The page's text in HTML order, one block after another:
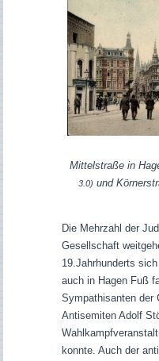
Mittelstraße in
3.0) und
Die Mehrzahl der
Gesellschaft
19.Jahrhunderts
auch in Hagen Fuß
Sympathisanten der
Antisemiten Adolf
konnte. Auch der